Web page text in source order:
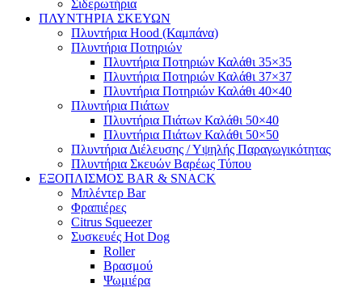
Σιδερωτήρια
ΠΛΥΝΤΗΡΙΑ ΣΚΕΥΩΝ
Πλυντήρια Hood (Καμπάνα)
Πλυντήρια Ποτηριών
Πλυντήρια Ποτηριών Καλάθι 35×35
Πλυντήρια Ποτηριών Καλάθι 37×37
Πλυντήρια Ποτηριών Καλάθι 40×40
Πλυντήρια Πιάτων
Πλυντήρια Πιάτων Καλάθι 50×40
Πλυντήρια Πιάτων Καλάθι 50×50
Πλυντήρια Διέλευσης / Υψηλής Παραγωγικότητας
Πλυντήρια Σκευών Βαρέως Τύπου
ΕΞΟΠΛΙΣΜΟΣ BAR & SNACK
Μπλέντερ Bar
Φραπιέρες
Citrus Squeezer
Συσκευές Hot Dog
Roller
Βρασμού
Ψωμιέρα